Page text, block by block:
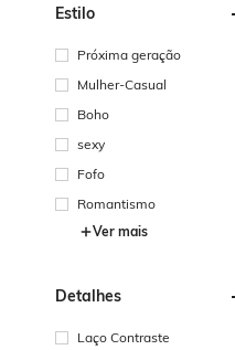
Estilo
Próxima geração
Mulher-Casual
Boho
sexy
Fofo
Romantismo
Ver mais
Detalhes
Laço Contraste